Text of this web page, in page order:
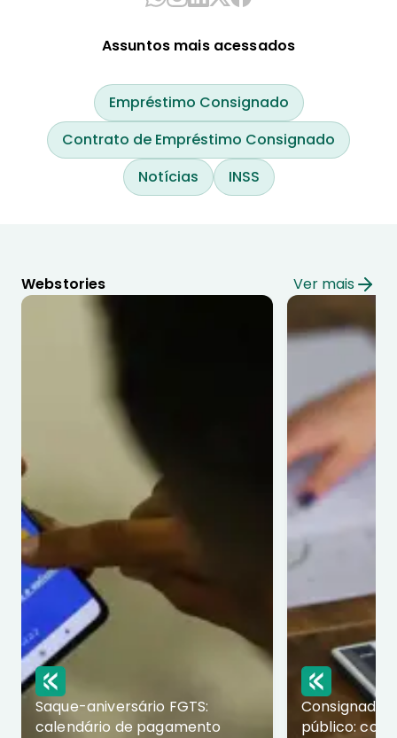
Assuntos mais acessados
Empréstimo Consignado
Contrato de Empréstimo Consignado
Notícias
INSS
Webstories Ver mais
Saque-aniversário FGTS:
calendário de pagamento
Consignado
público: